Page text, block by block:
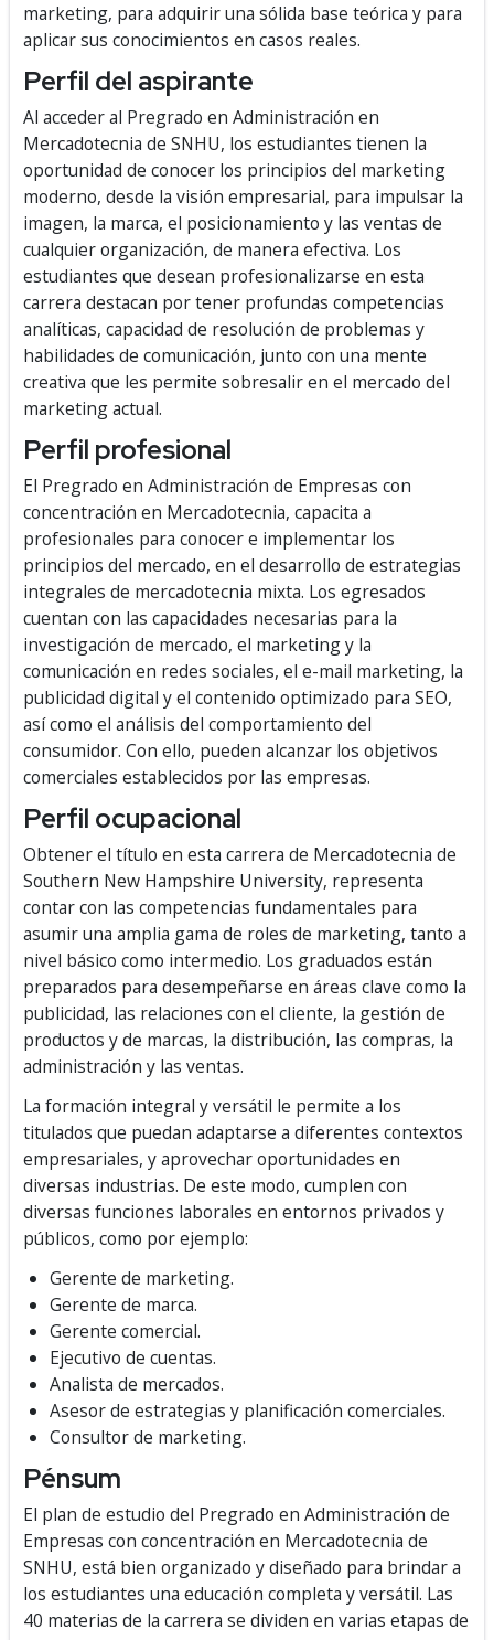
marketing, para adquirir una sólida base teórica y para
aplicar sus conocimientos en casos reales.
Perfil del aspirante
Al acceder al Pregrado en Administración en
Mercadotecnia de SNHU, los estudiantes tienen la
oportunidad de conocer los principios del marketing
moderno, desde la visión empresarial, para impulsar la
imagen, la marca, el posicionamiento y las ventas de
cualquier organización, de manera efectiva. Los
estudiantes que desean profesionalizarse en esta
carrera destacan por tener profundas competencias
analíticas, capacidad de resolución de problemas y
habilidades de comunicación, junto con una mente
creativa que les permite sobresalir en el mercado del
marketing actual.
Perfil profesional
El Pregrado en Administración de Empresas con
concentración en Mercadotecnia, capacita a
profesionales para conocer e implementar los
principios del mercado, en el desarrollo de estrategias
integrales de mercadotecnia mixta. Los egresados
cuentan con las capacidades necesarias para la
investigación de mercado, el marketing y la
comunicación en redes sociales, el e-mail marketing, la
publicidad digital y el contenido optimizado para SEO,
así como el análisis del comportamiento del
consumidor. Con ello, pueden alcanzar los objetivos
comerciales establecidos por las empresas.
Perfil ocupacional
Obtener el título en esta carrera de Mercadotecnia de
Southern New Hampshire University, representa
contar con las competencias fundamentales para
asumir una amplia gama de roles de marketing, tanto a
nivel básico como intermedio. Los graduados están
preparados para desempeñarse en áreas clave como la
publicidad, las relaciones con el cliente, la gestión de
productos y de marcas, la distribución, las compras, la
administración y las ventas.
La formación integral y versátil le permite a los
titulados que puedan adaptarse a diferentes contextos
empresariales, y aprovechar oportunidades en
diversas industrias. De este modo, cumplen con
diversas funciones laborales en entornos privados y
públicos, como por ejemplo:
Gerente de marketing.
Gerente de marca.
Gerente comercial.
Ejecutivo de cuentas.
Analista de mercados.
Asesor de estrategias y planificación comerciales.
Consultor de marketing.
Pénsum
El plan de estudio del Pregrado en Administración de
Empresas con concentración en Mercadotecnia de
SNHU, está bien organizado y diseñado para brindar a
los estudiantes una educación completa y versátil. Las
40 materias de la carrera se dividen en varias etapas de